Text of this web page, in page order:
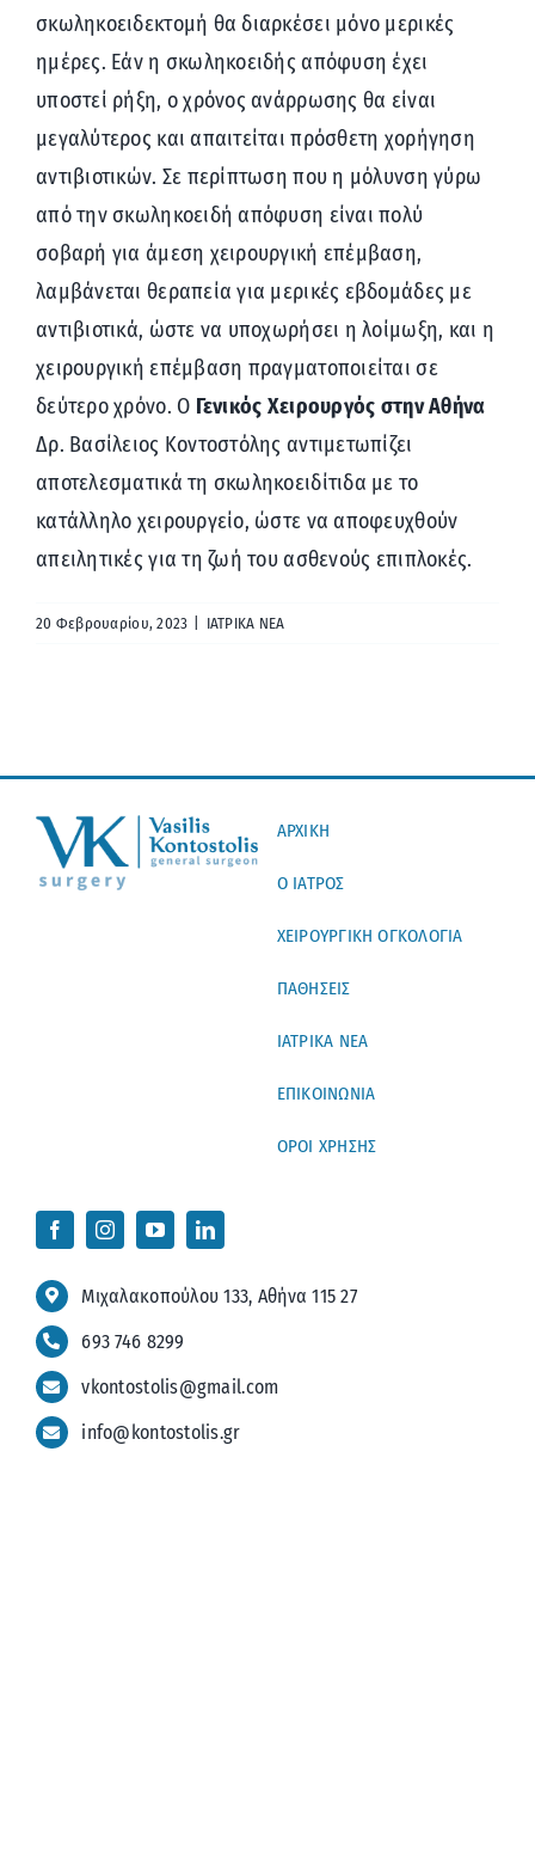
σκωληκοειδεκτομή θα διαρκέσει μόνο μερικές
ημέρες. Εάν η σκωληκοειδής απόφυση έχει
υποστεί ρήξη, ο χρόνος ανάρρωσης θα είναι
μεγαλύτερος και απαιτείται πρόσθετη χορήγηση
αντιβιοτικών. Σε περίπτωση που η μόλυνση γύρω
από την σκωληκοειδή απόφυση είναι πολύ
σοβαρή για άμεση χειρουργική επέμβαση,
λαμβάνεται θεραπεία για μερικές εβδομάδες με
αντιβιοτικά, ώστε να υποχωρήσει η λοίμωξη, και η
χειρουργική επέμβαση πραγματοποιείται σε
δεύτερο χρόνο. Ο Γενικός Χειρουργός στην Αθήνα
Δρ. Βασίλειος Κοντοστόλης αντιμετωπίζει
αποτελεσματικά τη σκωληκοειδίτιδα με το
κατάλληλο χειρουργείο, ώστε να αποφευχθούν
απειλητικές για τη ζωή του ασθενούς επιπλοκές.
20 Φεβρουαρίου, 2023 ΙΑΤΡΙΚΑ ΝΕΑ
ΑΡΧΙΚΗ
Ο ΙΑΤΡΟΣ
ΧΕΙΡΟΥΡΓΙΚΗ ΟΓΚΟΛΟΓΙΑ
ΠΑΘΗΣΕΙΣ
ΙΑΤΡΙΚΑ ΝΕΑ
ΕΠΙΚΟΙΝΩΝΙΑ
ΟΡΟΙ ΧΡΗΣΗΣ
Μιχαλακοπούλου 133, Αθήνα 115 27
693 746 8299
vkontostolis@gmail.com
info@kontostolis.gr